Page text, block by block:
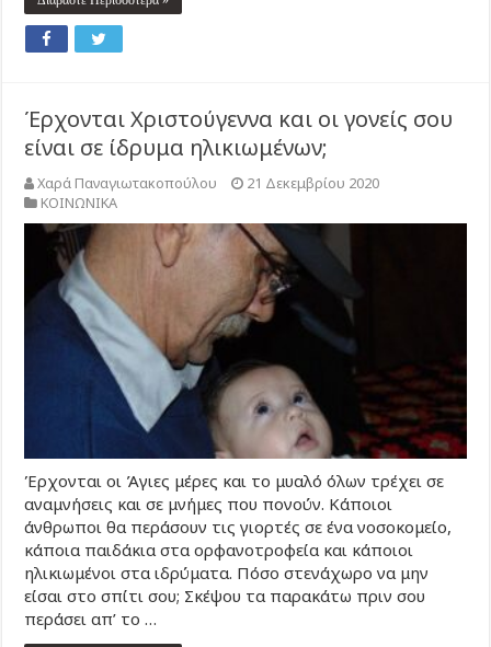
Έρχονται Χριστούγεννα και οι γονείς σου
είναι σε ίδρυμα ηλικιωμένων;
Χαρά Παναγιωτακοπούλου
21 Δεκεμβρίου 2020
ΚΟΙΝΩΝΙΚΑ
Έρχονται οι Άγιες μέρες και το μυαλό όλων τρέχει σε
αναμνήσεις και σε μνήμες που πονούν. Κάποιοι
άνθρωποι θα περάσουν τις γιορτές σε ένα νοσοκομείο,
κάποια παιδάκια στα ορφανοτροφεία και κάποιοι
ηλικιωμένοι στα ιδρύματα. Πόσο στενάχωρο να μην
είσαι στο σπίτι σου; Σκέψου τα παρακάτω πριν σου
περάσει απ’ το …